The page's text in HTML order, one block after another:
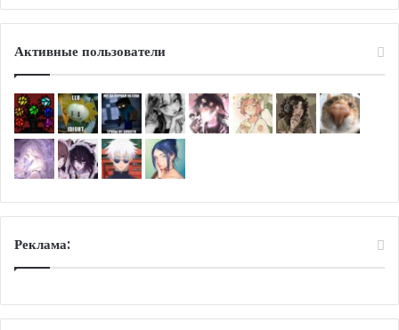
Активные пользователи
Реклама: